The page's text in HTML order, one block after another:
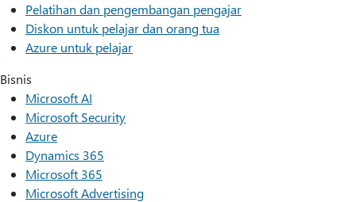
Pelatihan dan pengembangan pengajar
Diskon untuk pelajar dan orang tua
Azure untuk pelajar
Bisnis
Microsoft AI
Microsoft Security
Azure
Dynamics 365
Microsoft 365
Microsoft Advertising